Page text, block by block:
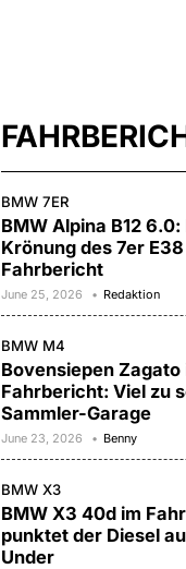
BMW 7ER
BMW Alpina B12
Krönung des 7er
Fahrbericht
June 25, 2026 Redaktion
BMW M4
Bovensiepen Zagato
Fahrbericht: Viel zu
Sammler-Garage
June 23, 2026 Benny
BMW X3
BMW X3 40d im
punktet der Diesel
Under